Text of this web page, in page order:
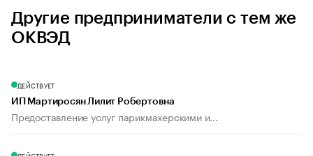
Другие предприниматели с тем же
ОКВЭД
ДЕЙСТВУЕТ
ИП Мартиросян Лилит Робертовна
Предоставление услуг парикмахерскими и...